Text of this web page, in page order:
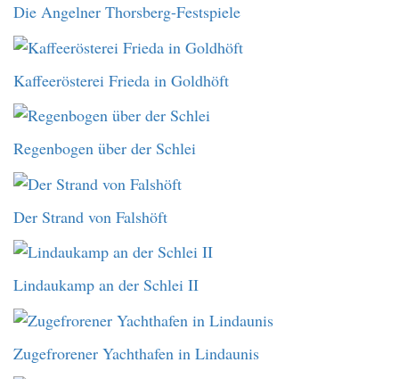
Die Angelner Thorsberg-Festspiele
Kaffeerösterei Frieda in Goldhöft
Regenbogen über der Schlei
Der Strand von Falshöft
Lindaukamp an der Schlei II
Zugefrorener Yachthafen in Lindaunis